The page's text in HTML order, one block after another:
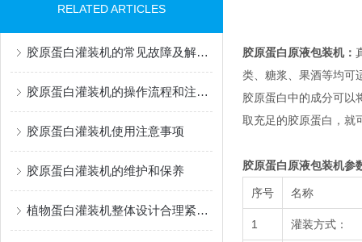
RELATED ARTICLES
胶原蛋白灌装机的常见故障及解决办法有哪些？
胶原蛋白灌装机的操作流程和注意事项
胶原蛋白灌装机使用注意事项
胶原蛋白灌装机的维护和保养
植物蛋白灌装机整体设计合理紧凑，占地面积小
胶原蛋白原液包装机：
类、糖浆、果酒等均可
胶原蛋白中的成分可以
取充足的胶原蛋白，就
胶原蛋白原液包装机参
序号 名称
1 灌装方式：